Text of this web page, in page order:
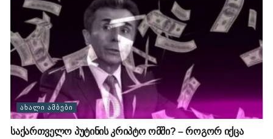
ᲐᲮᲐᲚᲘ ᲐᲛᲑᲔᲑᲘ
საქართველო პუტინის კრიპტო ომში? – როგორ იქცა